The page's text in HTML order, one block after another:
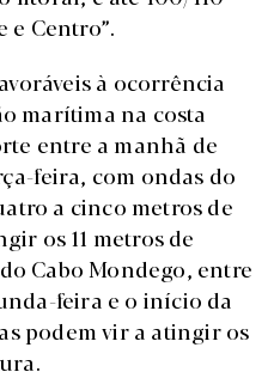
e Centro”.
à ocorrência
marítima na costa
entre a manhã de
feira, com ondas do
a cinco metros de
os 11 metros de
Cabo Mondego, entre
feira e o início da
podem vir a atingir os